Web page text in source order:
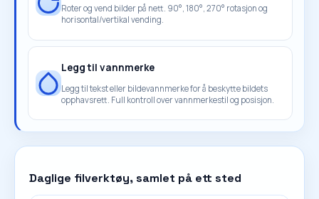
Roter og vend bilder på nett. 90°, 180°, 270° rotasjon og
horisontal/vertikal vending.
Legg til vannmerke
Legg til tekst eller bildevannmerke for å beskytte bildets
opphavsrett. Full kontroll over vannmerkestil og posisjon.
Daglige filverktøy, samlet på ett sted